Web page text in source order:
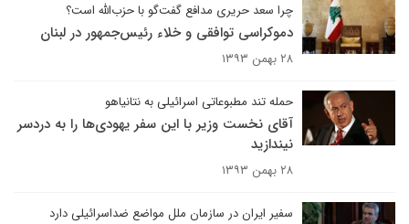
چرا سعد حریری مدافع گفت‌گو با حزب‌الله است؟
دموکراسی توافقی و خلاء رئیس‌جمهور در لبنان
۲۸ بهمن ۱۳۹۳
حمله تند مطبوعاتی اسرائیلی به نتانیاهو
آقای نخست وزیر با این سفر یهودی‌ها را به دردسر
نیندازید
۲۸ بهمن ۱۳۹۳
سفیر ایران در سازمان ملل مواضع ضداسرائیلی دارد